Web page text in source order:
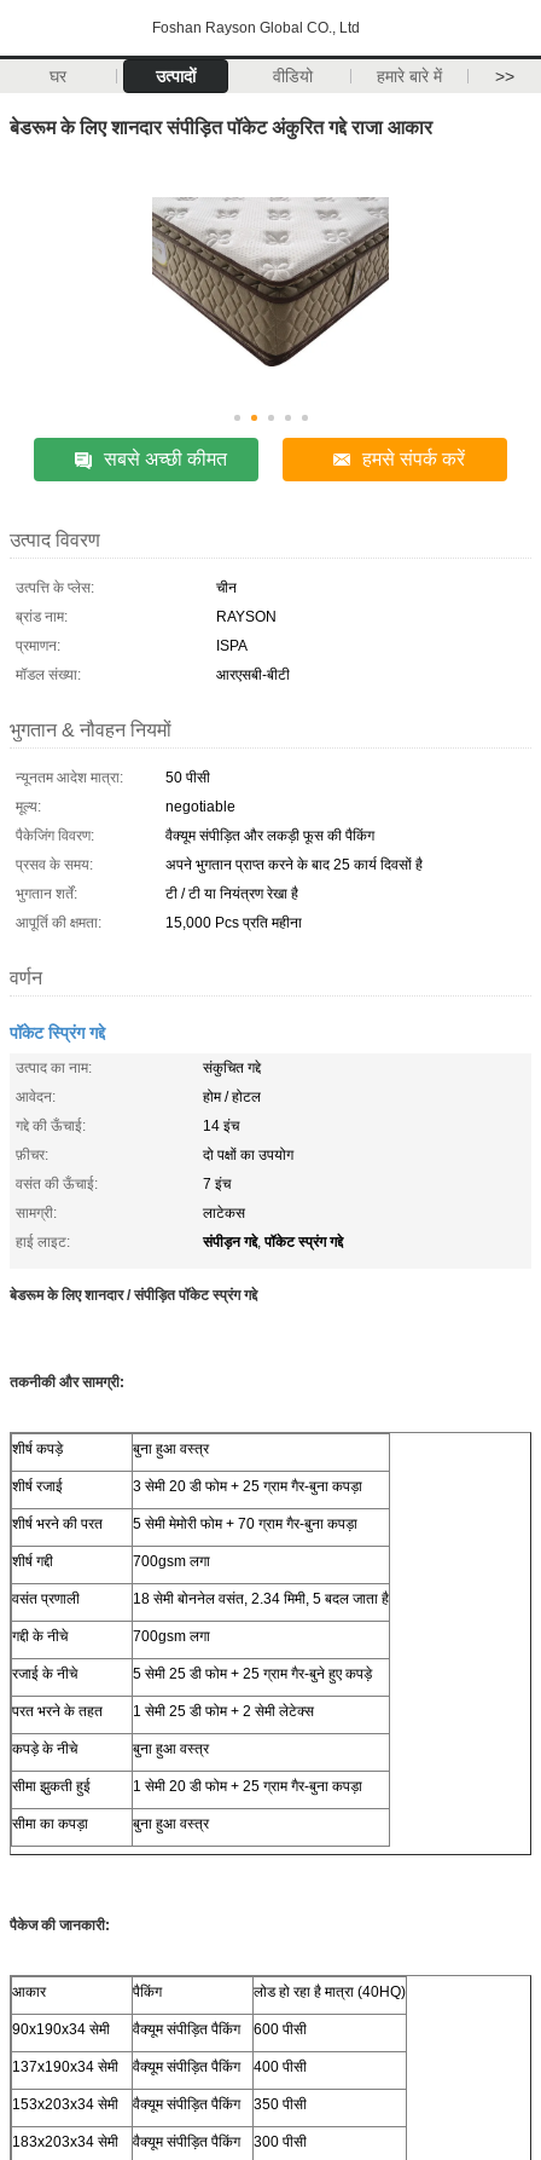
Foshan Rayson Global CO., Ltd
घर उत्पादों वीडियो हमारे बारे में >>
बेडरूम के लिए शानदार संपीड़ित पॉकेट अंकुरित गद्दे राजा आकार
सबसे अच्छी कीमत हमसे संपर्क करें
उत्पाद विवरण
उत्पत्ति के प्लेस:
चीन
ब्रांड नाम:
RAYSON
प्रमाणन:
ISPA
मॉडल संख्या:
आरएसबी-बीटी
भुगतान & नौवहन नियमों
न्यूनतम आदेश मात्रा:
50 पीसी
मूल्य:
negotiable
पैकेजिंग विवरण:
वैक्यूम संपीड़ित और लकड़ी फूस की पैकिंग
प्रसव के समय:
अपने भुगतान प्राप्त करने के बाद 25 कार्य दिवसों है
भुगतान शर्तें:
टी / टी या नियंत्रण रेखा है
आपूर्ति की क्षमता:
15,000 Pcs प्रति महीना
वर्णन
पॉकेट स्प्रिंग गद्दे
उत्पाद का नाम:
संकुचित गद्दे
आवेदन:
होम / होटल
गद्दे की ऊँचाई:
14 इंच
फ़ीचर:
दो पक्षों का उपयोग
वसंत की ऊँचाई:
7 इंच
सामग्री:
लाटेकस
हाई लाइट:
संपीड़न गद्दे,पॉकेट स्प्रंग गद्दे
बेडरूम के लिए शानदार / संपीड़ित पॉकेट स्प्रंग गद्दे
तकनीकी और सामग्री:
शीर्ष कपड़े बुना हुआ वस्त्र
शीर्ष रजाई 3 सेमी 20 डी फोम + 25 ग्राम गैर-बुना कपड़ा
शीर्ष भरने की परत 5 सेमी मेमोरी फोम + 70 ग्राम गैर-बुना कपड़ा
शीर्ष गद्दी 700gsm लगा
वसंत प्रणाली 18 सेमी बोननेल वसंत, 2.34 मिमी, 5 बदल जाता है
गद्दी के नीचे 700gsm लगा
रजाई के नीचे 5 सेमी 25 डी फोम + 25 ग्राम गैर-बुने हुए कपड़े
परत भरने के तहत 1 सेमी 25 डी फोम + 2 सेमी लेटेक्स
कपड़े के नीचे बुना हुआ वस्त्र
सीमा झुकती हुई 1 सेमी 20 डी फोम + 25 ग्राम गैर-बुना कपड़ा
सीमा का कपड़ा बुना हुआ वस्त्र
पैकेज की जानकारी:
आकार पैकिंग लोड हो रहा है मात्रा (40HQ)
90x190x34 सेमी वैक्यूम संपीड़ित पैकिंग 600 पीसी
137x190x34 सेमी वैक्यूम संपीड़ित पैकिंग 400 पीसी
153x203x34 सेमी वैक्यूम संपीड़ित पैकिंग 350 पीसी
183x203x34 सेमी वैक्यूम संपीड़ित पैकिंग 300 पीसी